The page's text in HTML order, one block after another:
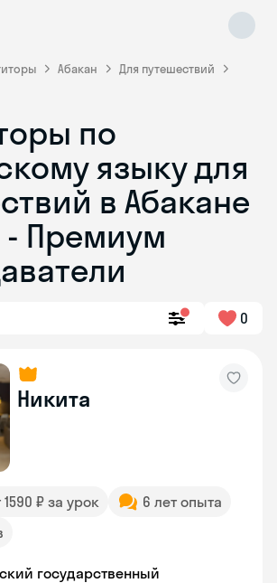
Абакан
Для путешествий
по
языку для
в Абакане
- Премиум
0
Никита
1590 ₽ за урок
6 лет опыта
государственный